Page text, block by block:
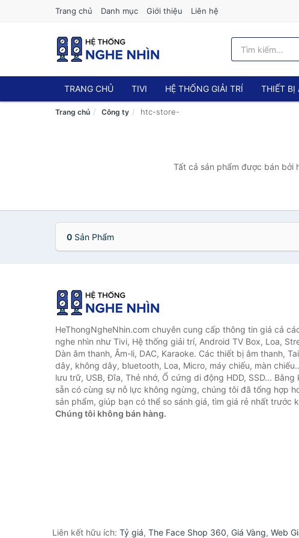
Trang chủ Danh mục Giới thiệu Liên hệ
TRANG CHỦ TIVI HỆ THỐNG GIẢI TRÍ THIẾT BỊ
Trang chủ Công ty htc-store-
Tất cả sản phẩm được bán bởi
0 Sản Phẩm
HeThongNgheNhin.com chuyên cung cấp thông tin giá cả
nghe nhìn như Tivi, Hệ thống giải trí, Android TV Box, Loa,
Dàn âm thanh, Âm-li, DAC, Karaoke. Các thiết bị âm thanh,
dây, không dây, bluetooth, Loa, Micro, máy chiếu, màn
lưu trữ, USB, Đĩa, Thẻ nhớ, Ổ cứng di động HDD, SSD... Bằng
sẵn có cùng sự nỗ lực không ngừng, chúng tôi đã tổng hợp
sản phẩm, giúp bạn có thể so sánh giá, tìm giá rẻ nhất trước
Chúng tôi không bán hàng.
Liên kết hữu ích: Tỷ giá, The Face Shop 360, Giá Vàng, Web